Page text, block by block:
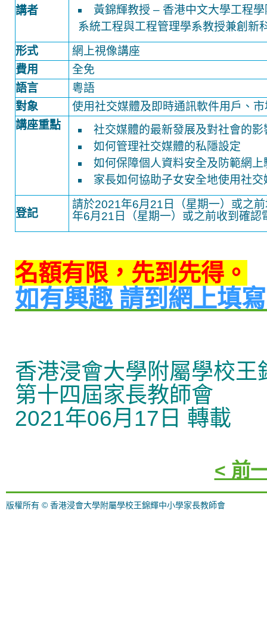
講者
黃錦輝教授 – 香港中文大學工程
系統工程與工程管理學系教授兼創新
形式
網上視像講座
費用
全免
語言
粵語
對象
使用社交媒體及即時通訊軟件用戶、
講座重點
社交媒體的最新發展及對社會的影
如何管理社交媒體的私隱設定
如何保障個人資料安全及防範網上
家長如何協助子女安全地使用社交
登記
請於2021年6月21日（星期一）或之
年6月21日（星期一）或之前收到確認
名額有限，先到先得。
如有興趣 請到網上填
香港浸會大學附屬學校王
第十四屆家長教師會
2021年06月17日 轉載
< 前
版權所有 © 香港浸會大學附屬學校王錦輝中小學家長教師會